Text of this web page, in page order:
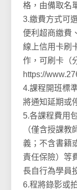
格，由備取名
3.繳費方式可
便利超商繳費
線上信用卡刷
作，可刷卡（
https://
4.課程開班標
將通知延期或
5.各課程費用
（僅含授課
義；不含書籍
責任保險）等
長自行為學員
6.程將錄影或